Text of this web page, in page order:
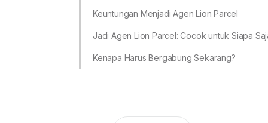
Keuntungan Menjadi Agen Lion Parcel
Jadi Agen Lion Parcel: Cocok untuk Siapa
Kenapa Harus Bergabung Sekarang?